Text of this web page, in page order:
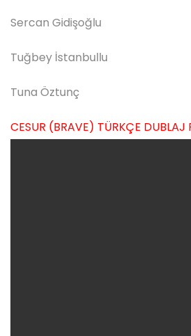
Sercan Gidişoğlu
Tuğbey İstanbullu
Tuna Öztunç
CESUR (BRAVE) TÜRKÇE DUBLAJ